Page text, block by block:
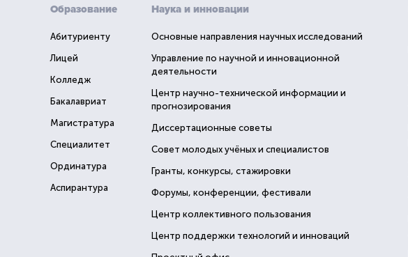
Образование
Абитуриенту
Лицей
Колледж
Бакалавриат
Магистратура
Специалитет
Ординатура
Аспирантура
Наука и инновации
Основные направления научных исследований
Управление по научной и инновационной
деятельности
Центр научно-технической информации и
прогнозирования
Диссертационные советы
Совет молодых учёных и специалистов
Гранты, конкурсы, стажировки
Форумы, конференции, фестивали
Центр коллективного пользования
Центр поддержки технологий и инноваций